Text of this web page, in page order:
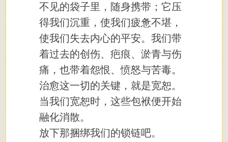
不见的袋子里，随身携带；它压
得我们沉重，使我们疲惫不堪，
使我们失去内心的平安。我们带
着过去的创伤、疤痕、淤青与伤
痛，也带着怨恨、愤怒与苦毒。
治愈这一切的关键，就是宽恕。
当我们宽恕时，这些包袱便开始
融化消散。
放下那捆绑我们的锁链吧。